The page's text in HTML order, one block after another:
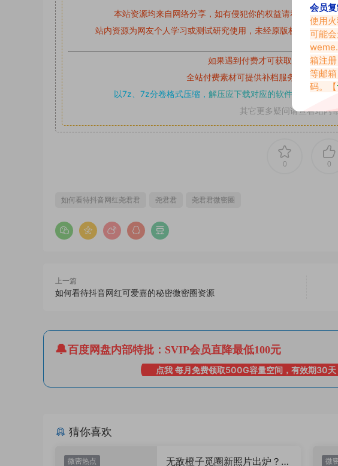
本站资源均来自网络分享，如有侵犯你的权益请私信留言收
站内资源为网友个人学习或测试研究使用，未经原版权作者许可,
如果遇到付费才可获取的素材，建
全站付费素材可提供补档服务
均有备份”
以7z、7z分卷格式压缩， 解压应下载对应的软件操作，电脑
其它更多疑问请查看站内
0 0
如何看待抖音网红尧君君 尧君君 尧君君微密圈
上一篇
如何看待抖音网红可爱嘉的秘密微密圈资源
百度网盘内部特批：SVIP会员直降最低100元
点我 每月免费领取500G容量空间，有效期30天
猜你喜欢
微密热点 无敌橙子觅圈新照片出炉？颜 微
会员
使用
可能
箱注
等邮
码。【